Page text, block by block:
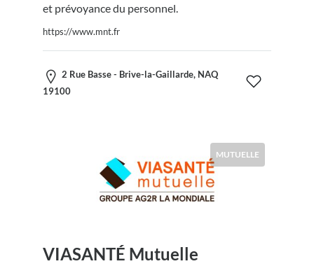
et prévoyance du personnel.
https://www.mnt.fr
2 Rue Basse - Brive-la-Gaillarde, NAQ
19100
MUTUELLE
VIASANTÉ Mutuelle